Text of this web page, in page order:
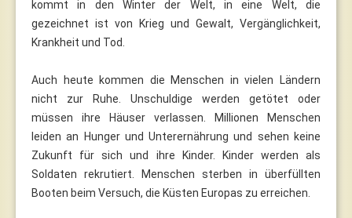
kommt in den Winter der Welt, in eine Welt, die
gezeichnet ist von Krieg und Gewalt, Vergänglichkeit,
Krankheit und Tod.
Auch heute kommen die Menschen in vielen Ländern
nicht zur Ruhe. Unschuldige werden getötet oder
müssen ihre Häuser verlassen. Millionen Menschen
leiden an Hunger und Unterernährung und sehen keine
Zukunft für sich und ihre Kinder. Kinder werden als
Soldaten rekrutiert. Menschen sterben in überfüllten
Booten beim Versuch, die Küsten Europas zu erreichen.